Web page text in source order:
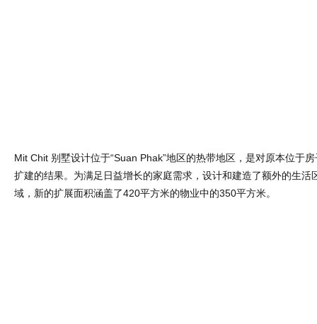
Mit Chit 别墅设计位于“Suan Phak”地区的热带地区，是对原本位于
扩建的结果。为满足日益增长的家庭需求，设计和建造了额外的生活
域，新的扩展面积涵盖了420平方米的物业中的350平方米。